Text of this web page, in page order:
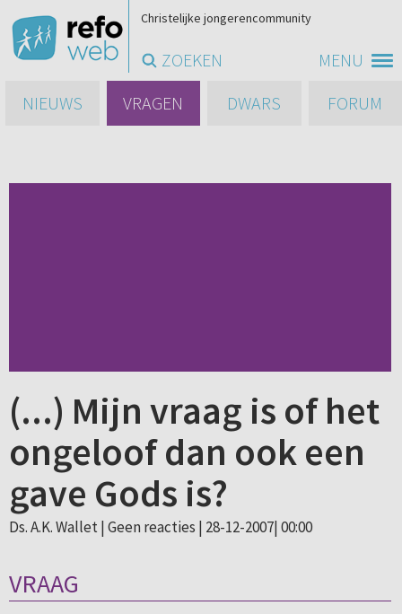
MENU
Christelijke jongerencommunity
ZOEKEN
NIEUWS
VRAGEN DWARS FORUM
(...) Mijn vraag is of het
ongeloof dan ook een
gave Gods is?
Ds. A.K. Wallet | Geen reacties | 28-12-2007| 00:00
VRAAG